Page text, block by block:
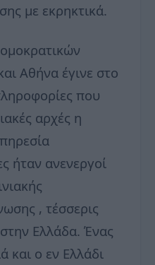
με εκρηκτικά.
Αθήνα έγινε στο
που
αρχές η
ήταν ανενεργοί
, τέσσερις
Ελλάδα. Ένας
και ο εν Ελλάδι